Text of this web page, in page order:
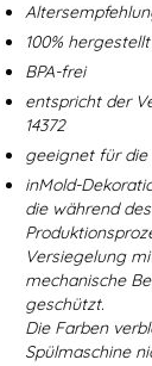
100%
BPA-frei
entspricht der
14372
geeignet für die
inMold-
die während des
Versiegelung
mechanische
geschützt.
Die Farben
Spülmaschine